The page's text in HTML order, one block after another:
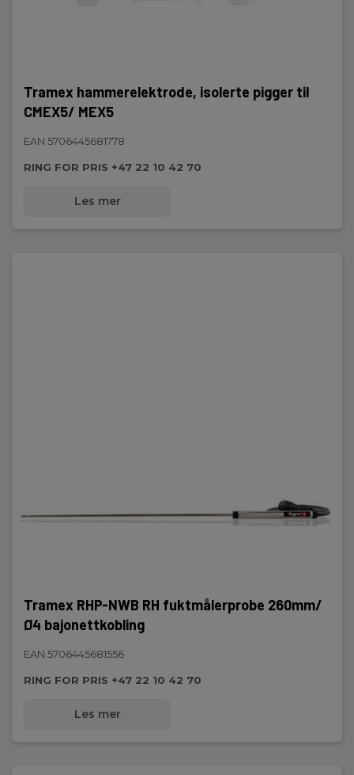
Tramex hammerelektrode, isolerte pigger til
CMEX5/ MEX5
EAN 5706445681778
RING FOR PRIS +47 22 10 42 70
Les mer
Tramex RHP-NWB RH fuktmålerprobe 260mm/
Ø4 bajonettkobling
EAN 5706445681556
RING FOR PRIS +47 22 10 42 70
Les mer